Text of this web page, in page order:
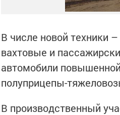
В числе новой техники
вахтовые и
автомобили
полуприцепы-
В производственный